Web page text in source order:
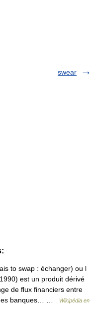
swear
to swap : échanger) ou l
est un produit dérivé
de flux financiers entre
banques… …
Wikipédia en